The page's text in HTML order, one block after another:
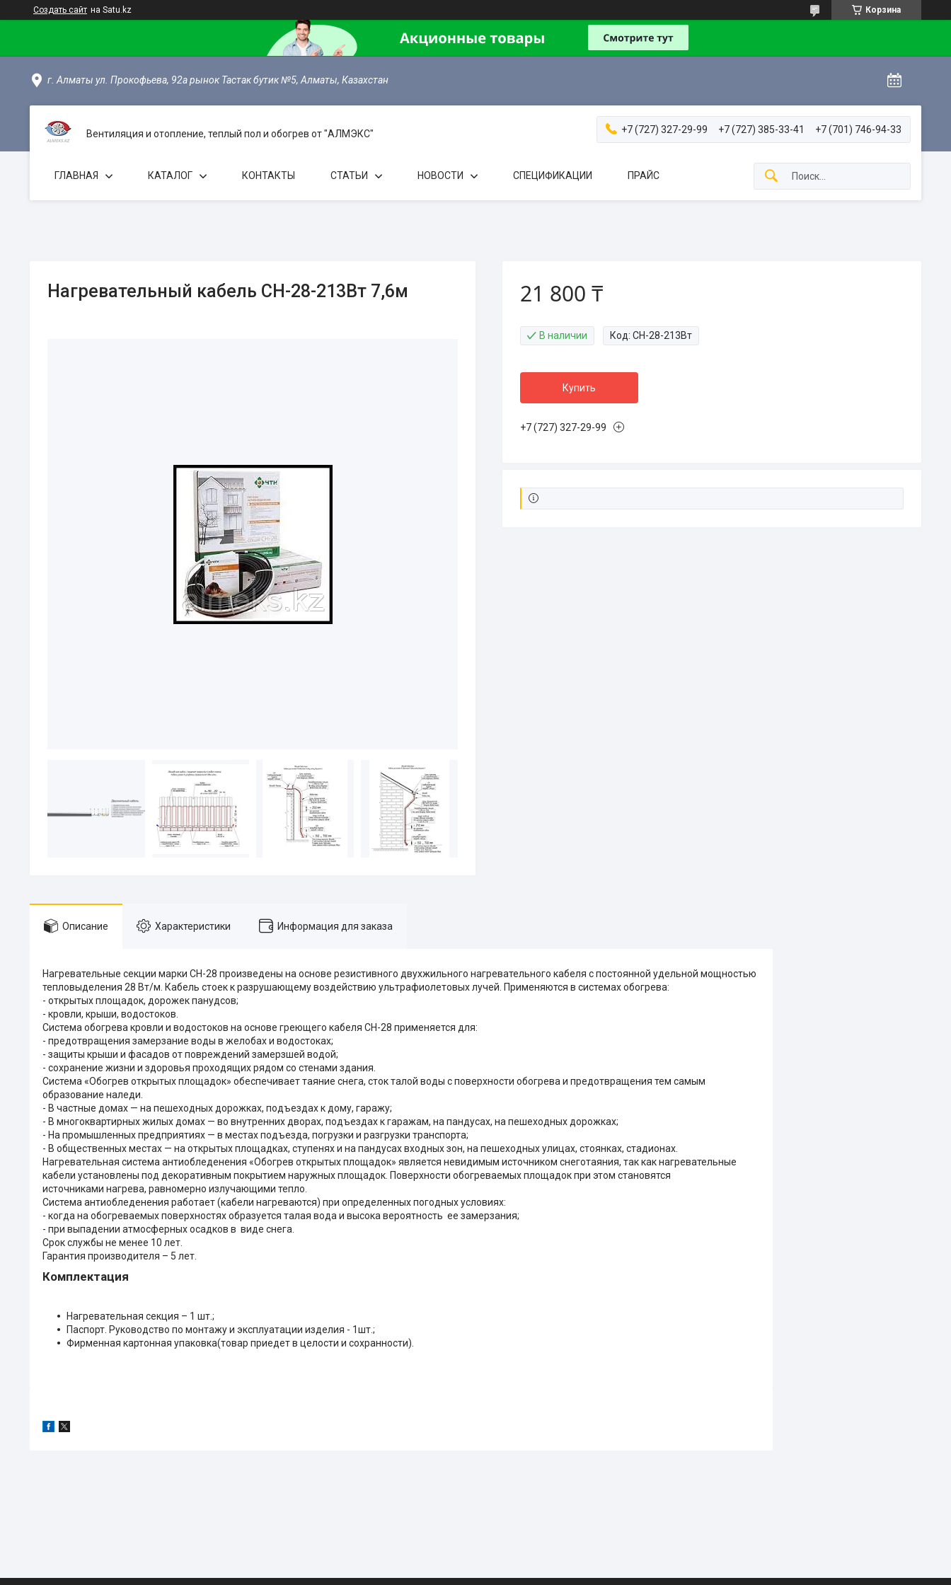
Создать сайт на Satu.kz Корзина
г. Алматы ул. Прокофьева, 92а рынок Тастак бутик №5, Алматы, Казахстан
Вентиляция и отопление, теплый пол и обогрев от "АЛМЭКС" +7 (727) 327-29-99 +7 (727) 385-33-41 +7 (701) 746-94-33
ГЛАВНАЯ КАТАЛОГ КОНТАКТЫ СТАТЬИ НОВОСТИ СПЕЦИФИКАЦИИ ПРАЙС
Нагревательный кабель СН-28-213Вт 7,6м 21 800 ₸
В наличии Код: СН-28-213Вт
Купить
+7 (727) 327-29-99
Описание Характеристики Информация для заказа
Нагревательные секции марки СН-28 произведены на основе резистивного двухжильного нагревательного кабеля с постоянной удельной мощностью
тепловыделения 28 Вт/м. Кабель стоек к разрушающему воздействию ультрафиолетовых лучей. Применяются в системах обогрева:
- открытых площадок, дорожек панудсов;
- кровли, крыши, водостоков.
Система обогрева кровли и водостоков на основе греющего кабеля СН-28 применяется для:
- предотвращения замерзание воды в желобах и водостоках;
- защиты крыши и фасадов от повреждений замерзшей водой;
- сохранение жизни и здоровья проходящих рядом со стенами здания.
Система «Обогрев открытых площадок» обеспечивает таяние снега, сток талой воды с поверхности обогрева и предотвращения тем самым
образование наледи.
- В частные домах — на пешеходных дорожках, подъездах к дому, гаражу;
- В многоквартирных жилых домах — во внутренних дворах, подъездах к гаражам, на пандусах, на пешеходных дорожках;
- На промышленных предприятиях — в местах подъезда, погрузки и разгрузки транспорта;
- В общественных местах — на открытых площадках, ступенях и на пандусах входных зон, на пешеходных улицах, стоянках, стадионах.
Нагревательная система антиобледенения «Обогрев открытых площадок» является невидимым источником снеготаяния, так как нагревательные
кабели установлены под декоративным покрытием наружных площадок. Поверхности обогреваемых площадок при этом становятся
источниками нагрева, равномерно излучающими тепло.
Система антиобледенения работает (кабели нагреваются) при определенных погодных условиях:
- когда на обогреваемых поверхностях образуется талая вода и высока вероятность ее замерзания;
- при выпадении атмосферных осадков в виде снега.
Срок службы не менее 10 лет.
Гарантия производителя – 5 лет.
Комплектация
Нагревательная секция – 1 шт.;
Паспорт. Руководство по монтажу и эксплуатации изделия - 1шт.;
Фирменная картонная упаковка(товар приедет в целости и сохранности).